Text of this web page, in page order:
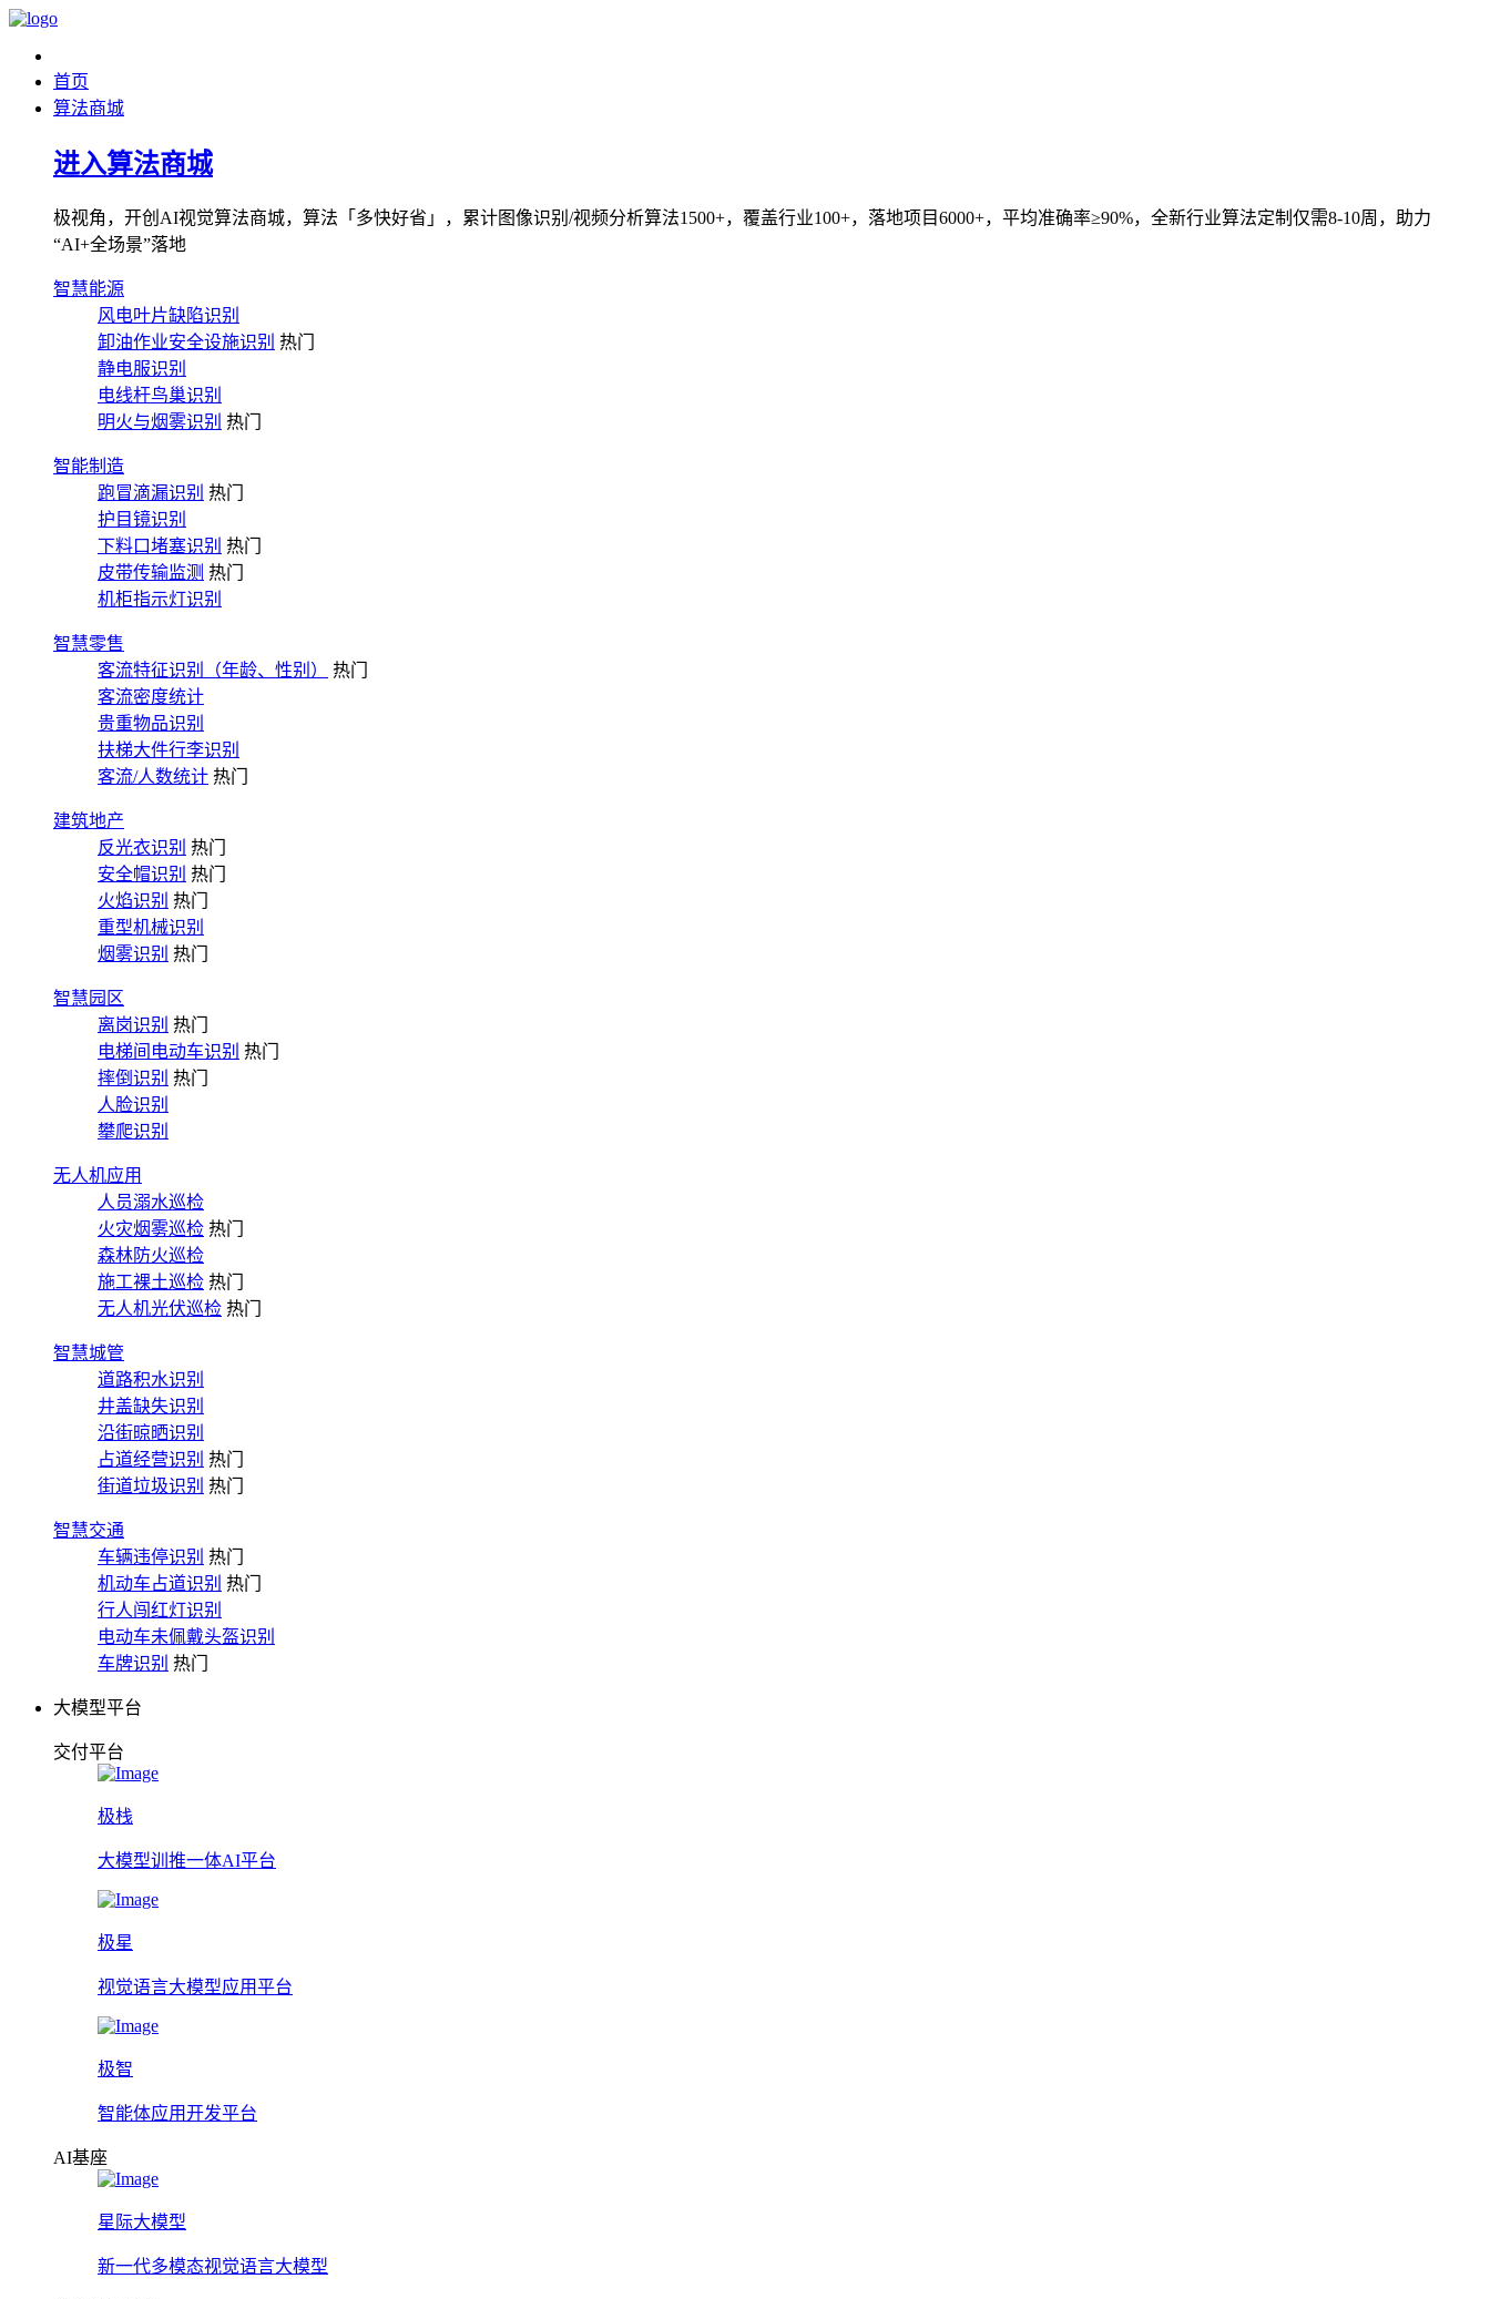
首页
算法商城
进入算法商城
极视角，开创AI视觉算法商城，算法「多快好省」，累计图像识别/视频分析算法1500+，覆盖行业100+，落地项目6000+，平均准确率≥90%，全新行业算法定制仅需8-10周，助力
“AI+全场景”落地
智慧能源
风电叶片缺陷识别
卸油作业安全设施识别 热门
静电服识别
电线杆鸟巢识别
明火与烟雾识别 热门
智能制造
跑冒滴漏识别 热门
护目镜识别
下料口堵塞识别 热门
皮带传输监测 热门
机柜指示灯识别
智慧零售
客流特征识别（年龄、性别）
热门
客流密度统计
贵重物品识别
扶梯大件行李识别
客流/人数统计 热门
建筑地产
反光衣识别 热门
安全帽识别 热门
火焰识别 热门
重型机械识别
烟雾识别 热门
智慧园区
离岗识别 热门
电梯间电动车识别 热门
摔倒识别 热门
人脸识别
攀爬识别
无人机应用
人员溺水巡检
火灾烟雾巡检 热门
森林防火巡检
施工裸土巡检 热门
无人机光伏巡检 热门
智慧城管
道路积水识别
井盖缺失识别
沿街晾晒识别
占道经营识别 热门
街道垃圾识别 热门
智慧交通
车辆违停识别 热门
机动车占道识别 热门
行人闯红灯识别
电动车未佩戴头盔识别
车牌识别 热门
大模型平台
交付平台
极栈
大模型训推一体AI平台
极星
视觉语言大模型应用平台
极智
智能体应用开发平台
AI基座
星际大模型
新一代多模态视觉语言大模型